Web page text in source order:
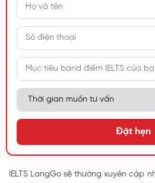
Đặt hẹn
IELTS LangGo sẽ thường xuyên cập